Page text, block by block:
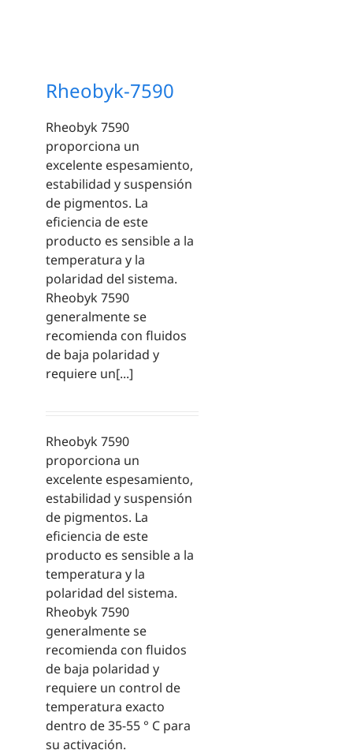
Rheobyk-7590
Rheobyk 7590
proporciona un
excelente espesamiento,
estabilidad y suspensión
de pigmentos. La
eficiencia de este
producto es sensible a la
temperatura y la
polaridad del sistema.
Rheobyk 7590
generalmente se
recomienda con fluidos
de baja polaridad y
requiere un[...]
Rheobyk 7590
proporciona un
excelente espesamiento,
estabilidad y suspensión
de pigmentos. La
eficiencia de este
producto es sensible a la
temperatura y la
polaridad del sistema.
Rheobyk 7590
generalmente se
recomienda con fluidos
de baja polaridad y
requiere un control de
temperatura exacto
dentro de 35-55 ° C para
su activación.